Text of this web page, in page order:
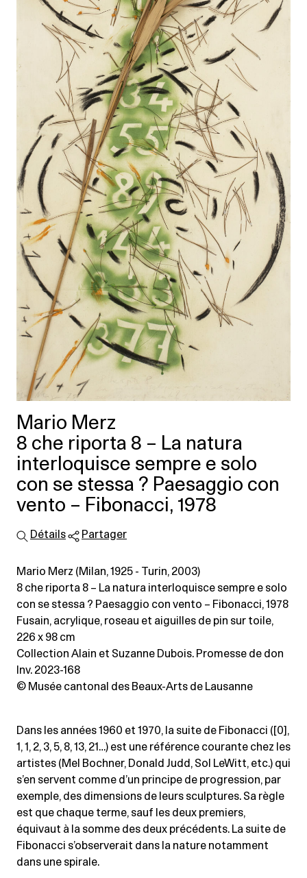
Mario Merz
8 che riporta 8 – La natura
interloquisce sempre e solo
con se stessa ? Paesaggio con
vento – Fibonacci, 1978
Détails Partager
Mario Merz (Milan, 1925 - Turin, 2003)
8 che riporta 8 – La natura interloquisce sempre e solo
con se stessa ? Paesaggio con vento – Fibonacci, 1978
Fusain, acrylique, roseau et aiguilles de pin sur toile,
226 x 98 cm
Collection Alain et Suzanne Dubois. Promesse de don
Inv. 2023-168
© Musée cantonal des Beaux-Arts de Lausanne
Dans les années 1960 et 1970, la suite de Fibonacci ([0],
1, 1, 2, 3, 5, 8, 13, 21…) est une référence courante chez les
artistes (Mel Bochner, Donald Judd, Sol LeWitt, etc.) qui
s’en servent comme d’un principe de progression, par
exemple, des dimensions de leurs sculptures. Sa règle
est que chaque terme, sauf les deux premiers,
équivaut à la somme des deux précédents. La suite de
Fibonacci s’observerait dans la nature notamment
dans une spirale.